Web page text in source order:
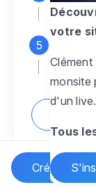
Créer un
pour
votre
monsite
d'un live.
Tous